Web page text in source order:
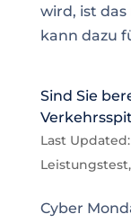
wird, ist
kann dazu
Sind Sie
Last Updated:
Leistungstest,
Cyber